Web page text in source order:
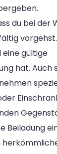
du bei der
eine gültige
hat. Auch
Beiladung